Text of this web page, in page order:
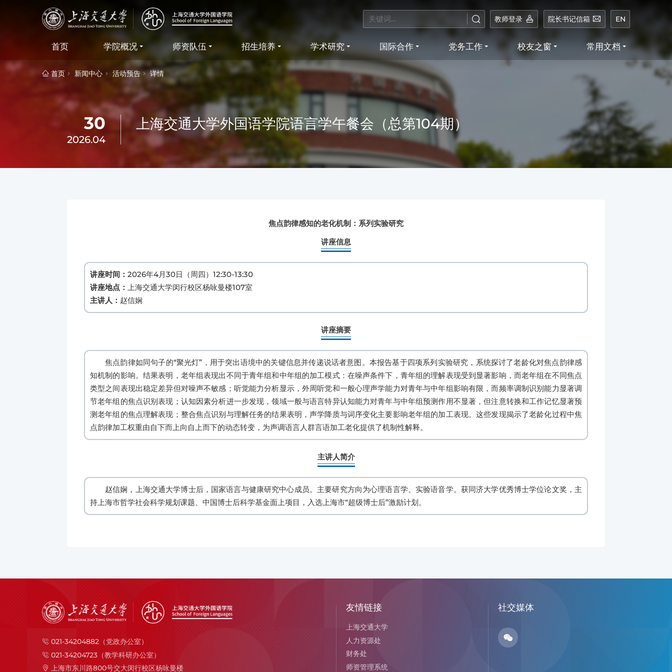
教师登录 院长书记信箱 EN
首页 学院概况 师资队伍 招生培养 学术研究 国际合作 党务工作 校友之窗 常用文档
首页 新闻中心 活动预告 详情
30
2026.04
上海交通大学外国语学院语言学午餐会（总第104期）
焦点韵律感知的老化机制：系列实验研究
讲座信息
讲座时间： 2026年4月30日（周四）12:30-13:30
讲座地点：
上海交通大学闵行校区杨咏曼楼107室
主讲人： 赵信娴
讲座摘要
焦点韵律如同句子的“聚光灯”，用于突出语境中的关键信息并传递说话者意图。本报告基于四项系列实验研究，系统探讨了老龄化对焦点韵律感
知机制的影响。结果表明，老年组表现出不同于青年组和中年组的加工模式：在噪声条件下，青年组的理解表现受到显著影响，而老年组在不同焦点
类型之间表现出稳定差异但对噪声不敏感；听觉能力分析显示，外周听觉和一般心理声学能力对青年与中年组影响有限，而频率调制识别能力显著调
节老年组的焦点识别表现；认知因素分析进一步发现，领域一般与语言特异认知能力对青年与中年组预测作用不显著，但注意转换和工作记忆显著预
测老年组的焦点理解表现；整合焦点识别与理解任务的结果表明，声学降质与词序变化主要影响老年组的加工表现。这些发现揭示了老龄化过程中焦
点韵律加工权重由自下而上向自上而下的动态转变，为声调语言人群言语加工老化提供了机制性解释。
主讲人简介
赵信娴，上海交通大学博士后，国家语言与健康研究中心成员。主要研究方向为心理语言学、实验语音学。获同济大学优秀博士学位论文奖，主
持上海市哲学社会科学规划课题、中国博士后科学基金面上项目，入选上海市“超级博士后”激励计划。
021-34204882（党政办公室）
021-34204723（教学科研办公室）
上海市东川路800号交大闵行校区杨咏曼楼
友情链接
上海交通大学
人力资源处
财务处
师资管理系统
社交媒体